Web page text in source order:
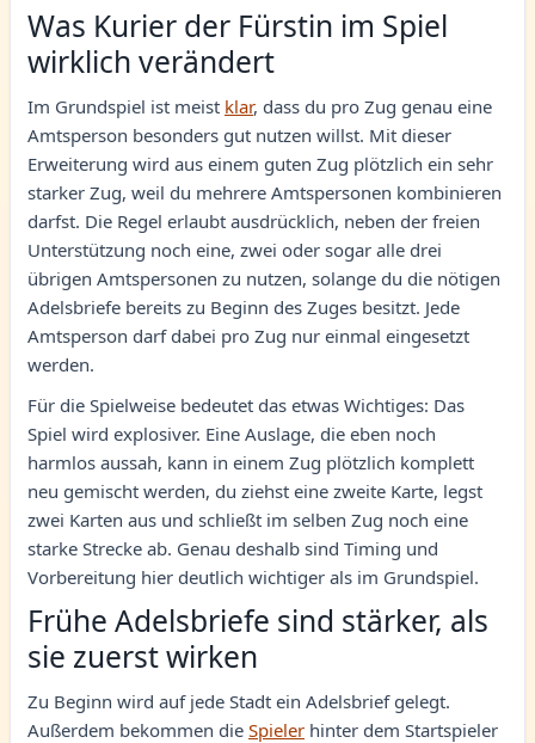
Was Kurier der Fürstin im Spiel
wirklich verändert
Im Grundspiel ist meist klar, dass du pro Zug genau eine
Amtsperson besonders gut nutzen willst. Mit dieser
Erweiterung wird aus einem guten Zug plötzlich ein sehr
starker Zug, weil du mehrere Amtspersonen kombinieren
darfst. Die Regel erlaubt ausdrücklich, neben der freien
Unterstützung noch eine, zwei oder sogar alle drei
übrigen Amtspersonen zu nutzen, solange du die nötigen
Adelsbriefe bereits zu Beginn des Zuges besitzt. Jede
Amtsperson darf dabei pro Zug nur einmal eingesetzt
werden.
Für die Spielweise bedeutet das etwas Wichtiges: Das
Spiel wird explosiver. Eine Auslage, die eben noch
harmlos aussah, kann in einem Zug plötzlich komplett
neu gemischt werden, du ziehst eine zweite Karte, legst
zwei Karten aus und schließt im selben Zug noch eine
starke Strecke ab. Genau deshalb sind Timing und
Vorbereitung hier deutlich wichtiger als im Grundspiel.
Frühe Adelsbriefe sind stärker, als
sie zuerst wirken
Zu Beginn wird auf jede Stadt ein Adelsbrief gelegt.
Außerdem bekommen die Spieler hinter dem Startspieler